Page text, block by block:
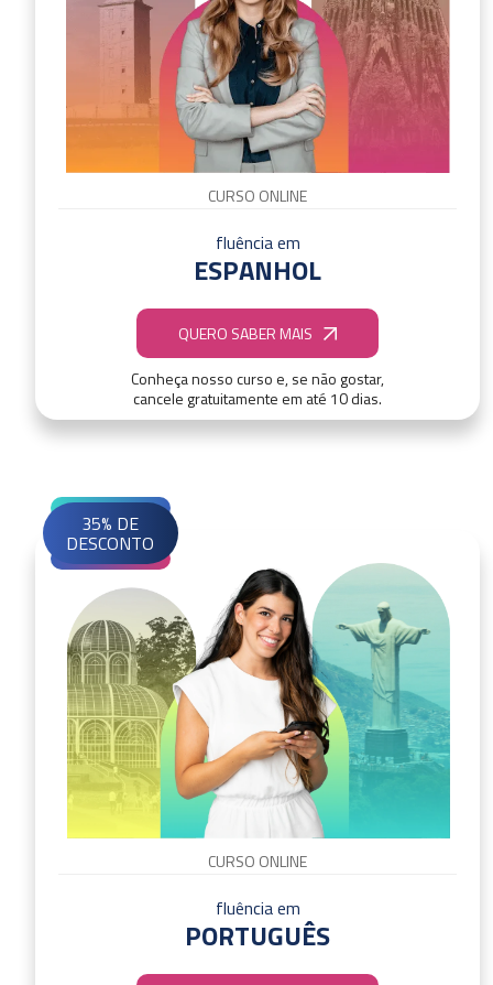
CURSO ONLINE
fluência em
ESPANHOL
QUERO SABER MAIS
Conheça nosso curso e, se não gostar,
cancele gratuitamente em até 10 dias.
CURSO ONLINE
fluência em
PORTUGUÊS
35% DE
DESCONTO